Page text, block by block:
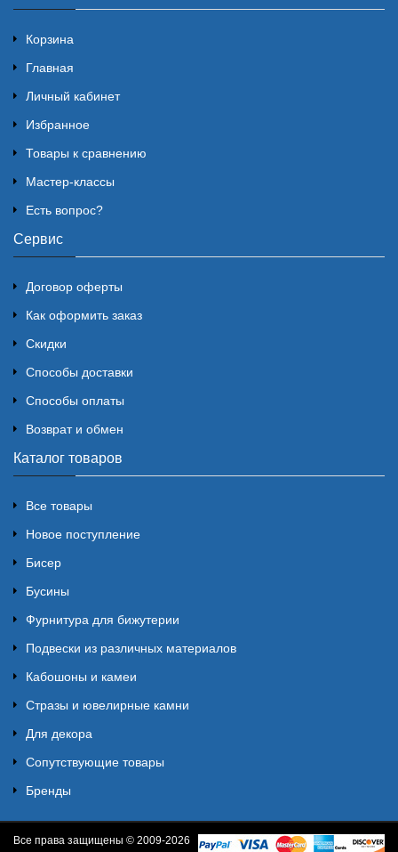
Корзина
Главная
Личный кабинет
Избранное
Товары к сравнению
Мастер-классы
Есть вопрос?
Сервис
Договор оферты
Как оформить заказ
Скидки
Способы доставки
Способы оплаты
Возврат и обмен
Каталог товаров
Все товары
Новое поступление
Бисер
Бусины
Фурнитура для бижутерии
Подвески из различных материалов
Кабошоны и камеи
Стразы и ювелирные камни
Для декора
Сопутствующие товары
Бренды
Все права защищены © 2009-2026